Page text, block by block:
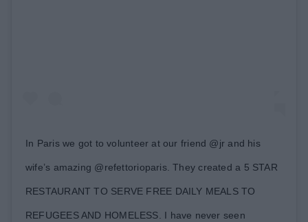
In Paris we got to volunteer at our friend @jr and his
wife’s amazing @refettorioparis. They created a 5 STAR
RESTAURANT TO SERVE FREE DAILY MEALS TO
REFUGEES AND HOMELESS. I have never seen